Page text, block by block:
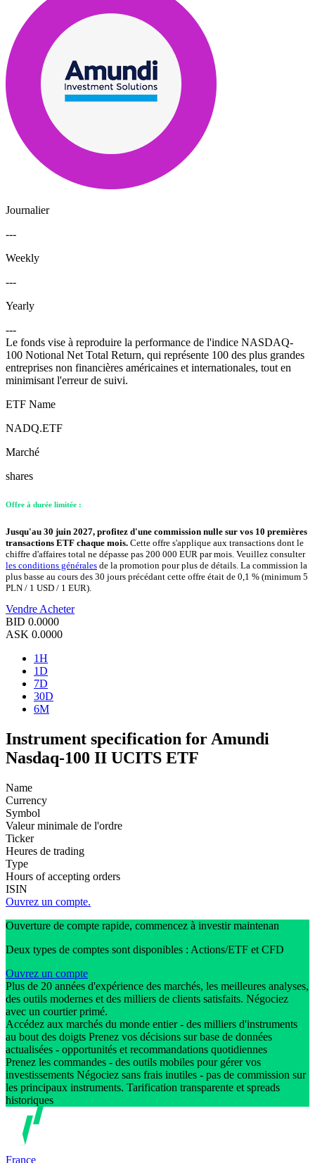
Journalier
---
Weekly
---
Yearly
---
Le fonds vise à reproduire la performance de l'indice NASDAQ-
100 Notional Net Total Return, qui représente 100 des plus grandes
entreprises non financières américaines et internationales, tout en
minimisant l'erreur de suivi.
ETF Name
NADQ.ETF
Marché
shares
Offre à durée limitée :
Jusqu'au 30 juin 2027, profitez d'une commission nulle sur vos 10 premières
transactions ETF chaque mois. Cette offre s'applique aux transactions dont le
chiffre d'affaires total ne dépasse pas 200 000 EUR par mois. Veuillez consulter
les conditions générales de la promotion pour plus de détails. La commission la
plus basse au cours des 30 jours précédant cette offre était de 0,1 % (minimum 5
PLN / 1 USD / 1 EUR).
Vendre Acheter
BID 0.0000
ASK 0.0000
1H
1D
7D
30D
6M
Instrument specification for Amundi
Nasdaq-100 II UCITS ETF
Name
Currency
Symbol
Valeur minimale de l'ordre
Ticker
Heures de trading
Type
Hours of accepting orders
ISIN
Ouvrez un compte.
Ouverture de compte rapide, commencez à investir maintenan
Deux types de comptes sont disponibles : Actions/ETF et CFD
Ouvrez un compte
Plus de 20 années d'expérience des marchés, les meilleures analyses,
des outils modernes et des milliers de clients satisfaits. Négociez
avec un courtier primé.
Accédez aux marchés du monde entier - des milliers d'instruments
au bout des doigts Prenez vos décisions sur base de données
actualisées - opportunités et recommandations quotidiennes
Prenez les commandes - des outils mobiles pour gérer vos
investissements Négociez sans frais inutiles - pas de commission sur
les principaux instruments. Tarification transparente et spreads
historiques
France